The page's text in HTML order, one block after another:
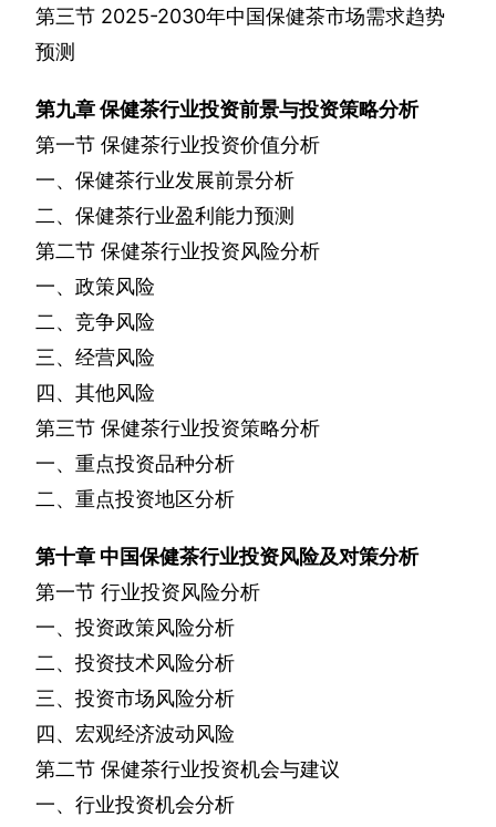
第三节 2025-2030年中国保健茶市场需求趋势
预测
第九章保健茶行业投资前景与投资策略分析
第一节 保健茶行业投资价值分析
一、保健茶行业发展前景分析
二、保健茶行业盈利能力预测
第二节 保健茶行业投资风险分析
一、政策风险
二、竞争风险
三、经营风险
四、其他风险
第三节 保健茶行业投资策略分析
一、重点投资品种分析
二、重点投资地区分析
第十章 中国保健茶行业投资风险及对策分析
第一节 行业投资风险分析
一、投资政策风险分析
二、投资技术风险分析
三、投资市场风险分析
四、宏观经济波动风险
第二节 保健茶行业投资机会与建议
一、行业投资机会分析